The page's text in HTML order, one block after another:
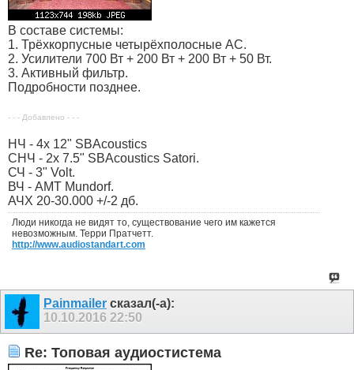
В составе системы:
1. Трёхкорпусные четырёхполосные АС.
2. Усилители 700 Вт + 200 Вт + 200 Вт + 50 Вт.
3. Активный фильтр.
Подробности позднее.
- - - Добавлено - - -
НЧ - 4x 12" SBAcoustics
СНЧ - 2x 7.5" SBAcoustics Satori.
СЧ - 3" Volt.
ВЧ - AMT Mundorf.
АЧХ 20-30.000 +/-2 дб.
Люди никогда не видят то, существование чего им кажется
невозможным. Терри Пратчетт.
http://www.audiostandart.com
Painmailer сказал(-а):
10.10.2016 22:50
Re: Топовая аудиостистема